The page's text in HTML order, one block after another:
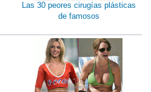
Las 30 peores cirugías plásticas
de famosos